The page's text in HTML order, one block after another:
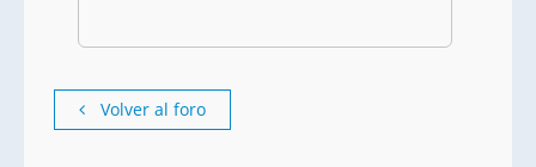
Volver al foro